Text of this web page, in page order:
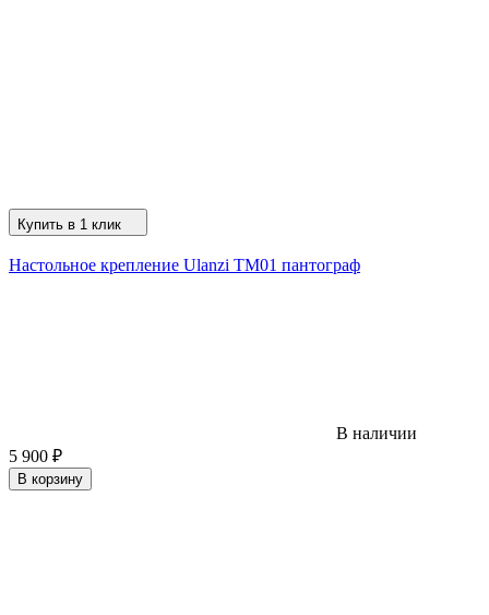
Купить в 1 клик
Настольное крепление Ulanzi TM01 пантограф
В наличии
5 900 ₽
В корзину